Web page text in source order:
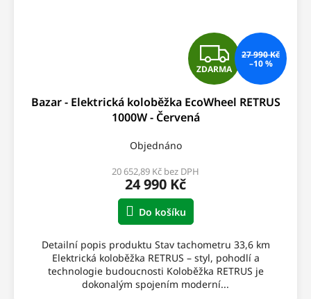
Z
D
A
ZDARMA
27 990 Kč
–10 %
Bazar - Elektrická koloběžka EcoWheel RETRUS
1000W - Červená
Objednáno
20 652,89 Kč bez DPH
24 990 Kč
Do košíku
Detailní popis produktu Stav tachometru 33,6 km
Elektrická koloběžka RETRUS – styl, pohodlí a
technologie budoucnosti Koloběžka RETRUS je
dokonalým spojením moderní...